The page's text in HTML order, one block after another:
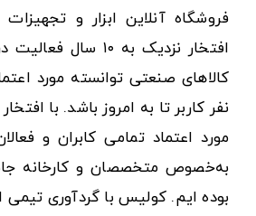
فروشگاه آنلاین ابزار و
افتخار نزدیک به ۱۰
نفر کاربر تا به امروز باشد. با
مورد اعتماد تمامی کابران و
به‌خصوص متخصصان و کارخانه
بوده ایم. کولیس با گردآوری